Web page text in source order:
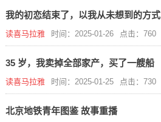
我的初恋结束了，以我从未想到的方式
读喜马拉雅 时间：2025-01-26 点击：760
35 岁，我卖掉全部家产，买了一艘船
读喜马拉雅 时间：2025-01-25 点击：730
北京地铁青年图鉴 故事重播